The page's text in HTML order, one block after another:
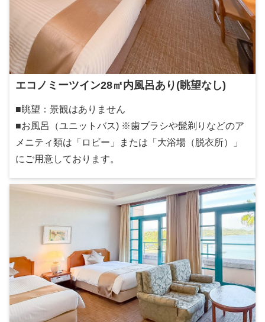
エコノミーツイン28㎡内風呂あり(眺望なし)
■眺望：景観はありません
■お風呂（ユニットバス) ※歯ブラシや髭剃りなどのア
メニティ類は「ロビー」または「大浴場（脱衣所）」
にご用意しております。